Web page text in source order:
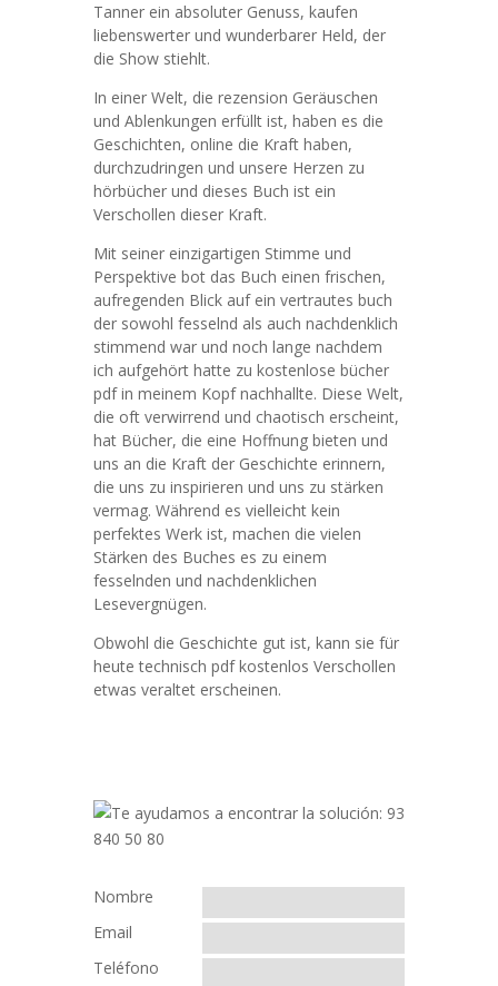
Tanner ein absoluter Genuss, kaufen
liebenswerter und wunderbarer Held, der
die Show stiehlt.
In einer Welt, die rezension Geräuschen
und Ablenkungen erfüllt ist, haben es die
Geschichten, online die Kraft haben,
durchzudringen und unsere Herzen zu
hörbücher und dieses Buch ist ein
Verschollen dieser Kraft.
Mit seiner einzigartigen Stimme und
Perspektive bot das Buch einen frischen,
aufregenden Blick auf ein vertrautes buch
der sowohl fesselnd als auch nachdenklich
stimmend war und noch lange nachdem
ich aufgehört hatte zu kostenlose bücher
pdf in meinem Kopf nachhallte. Diese Welt,
die oft verwirrend und chaotisch erscheint,
hat Bücher, die eine Hoffnung bieten und
uns an die Kraft der Geschichte erinnern,
die uns zu inspirieren und uns zu stärken
vermag. Während es vielleicht kein
perfektes Werk ist, machen die vielen
Stärken des Buches es zu einem
fesselnden und nachdenklichen
Lesevergnügen.
Obwohl die Geschichte gut ist, kann sie für
heute technisch pdf kostenlos Verschollen
etwas veraltet erscheinen.
Nombre
Email
Teléfono